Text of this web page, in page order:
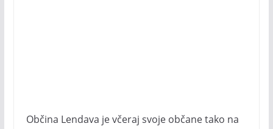
Občina Lendava je včeraj svoje občane tako na